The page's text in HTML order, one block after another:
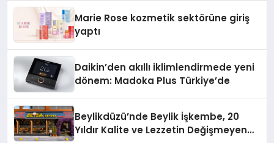
Marie Rose kozmetik sektörüne giriş
yaptı
Daikin’den akıllı iklimlendirmede yeni
dönem: Madoka Plus Türkiye’de
Beylikdüzü’nde Beylik İşkembe, 20
Yıldır Kalite ve Lezzetin Değişmeyen